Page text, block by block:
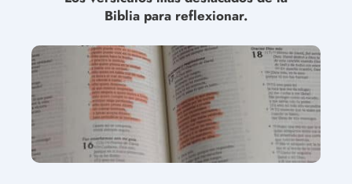
Biblia para reflexionar.